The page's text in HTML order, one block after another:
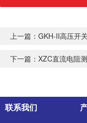
上一篇： GKH-II高压开关
下一篇： XZC直流电阻
联系我们